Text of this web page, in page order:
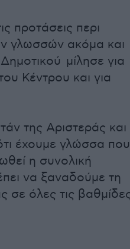
προτάσεις περι
γλωσσών ακόμα και
μίλησε για
Κέντρου και για
της Αριστεράς και
έχουμε γλώσσα που
η συνολική
να ξαναδούμε τη
σε όλες τις